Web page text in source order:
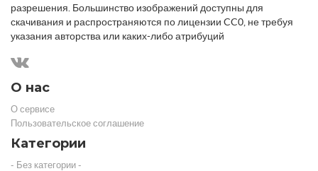
разрешения. Большинство изображений доступны для
скачивания и распространяются по лицензии CC0, не требуя
указания авторства или каких-либо атрибуций
О нас
О сервисе
Пользовательское соглашение
Категории
- Без категории -